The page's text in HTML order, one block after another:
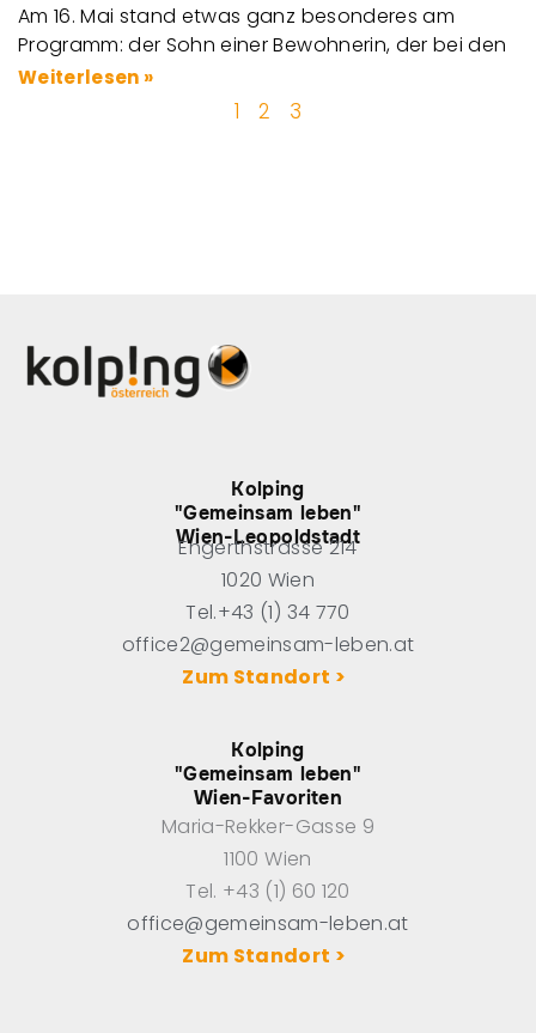
Am 16. Mai stand etwas ganz besonderes am
Programm: der Sohn einer Bewohnerin, der bei den
Weiterlesen »
1 2 3
Kolping
"Gemeinsam leben"
Wien-Leopoldstadt
Engerthstrasse 214
1020 Wien
Tel.+43 (1) 34 770
office2@gemeinsam-leben.at
Zum Standort >
Kolping
"Gemeinsam leben"
Wien-Favoriten
Maria-Rekker-Gasse 9
1100 Wien
Tel. +43 (1) 60 120
office@gemeinsam-leben.at
Zum Standort >